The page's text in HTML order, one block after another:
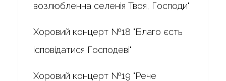
возлюбленна селенія Твоя, Господи"
Хоровий концерт №18 "Благо єсть
ісповідатися Господеві"
Хоровий концерт №19 "Рече